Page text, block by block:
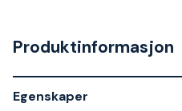
Produktinformasjon
Egenskaper